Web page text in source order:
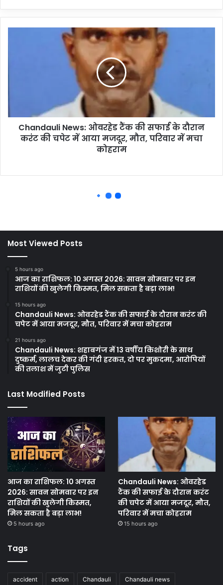
Most Viewed Posts
5 hours ago
आज का राशिफल: 10 अगस्त 2026: सावन सोमवार पर इन
राशियों की खुलेगी किस्मत, मिल सकता है बड़ा लाभ!
15 hours ago
Chandauli News: ओवरहेड टैंक की सफाई के दौरान करंट की
चपेट में आया मजदूर, मौत, परिवार में मचा कोहराम
21 hours ago
Chandauli News: शहाबगंज में 13 वर्षीय किशोरी के साथ
दुष्कर्म, लालच देकर की गंदी हरकत, दो पर मुकदमा, आरोपियों
की तलाश में जुटी पुलिस
Last Modified Posts
आज का राशिफल: 10 अगस्त
2026: सावन सोमवार पर इन
राशियों की खुलेगी किस्मत,
मिल सकता है बड़ा लाभ!
5 hours ago
Chandauli News: ओवरहेड
टैंक की सफाई के दौरान करंट
की चपेट में आया मजदूर, मौत,
परिवार में मचा कोहराम
15 hours ago
Tags
accident action Chandauli Chandauli news